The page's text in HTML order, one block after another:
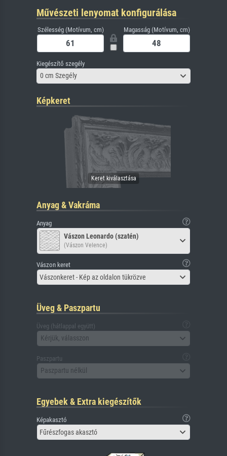
Művészeti lenyomat konfigurálása
Szélesség (Motívum, cm) Magasság (Motívum, cm)
Kiegészítő szegély
0 cm Szegély
Képkeret
Anyag & Vakráma
Anyag
Vászon Leonardo (szatén)
(Vászon Velence)
Vászon keret
Vászonkeret - Kép az oldalon tükrözve
Üveg & Paszpartu
Üveg (hátlappal együtt)
Kérjük, válasszon
Paszpartu
Paszpartu nélkül
Egyebek & Extra kiegészítők
Képakasztó
Fűrészfogas akasztó